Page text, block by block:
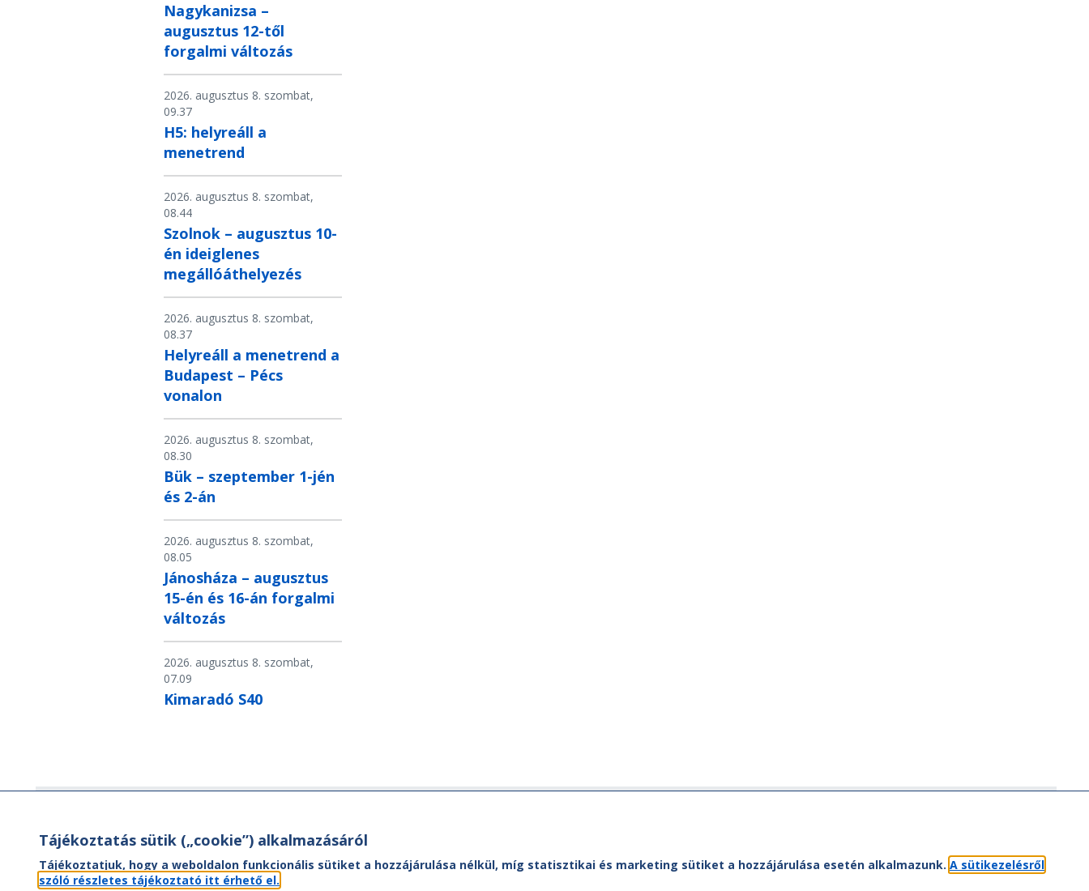
Nagykanizsa –
augusztus 12-től
forgalmi változás
2026. augusztus 8. szombat,
09.37
H5: helyreáll a
menetrend
2026. augusztus 8. szombat,
08.44
Szolnok – augusztus 10-
én ideiglenes
megállóáthelyezés
2026. augusztus 8. szombat,
08.37
Helyreáll a menetrend a
Budapest – Pécs
vonalon
2026. augusztus 8. szombat,
08.30
Bük – szeptember 1-jén
és 2-án
2026. augusztus 8. szombat,
08.05
Jánosháza – augusztus
15-én és 16-án forgalmi
változás
2026. augusztus 8. szombat,
07.09
Kimaradó S40
Hírlevelünk segítségével értesülhet
aktuális híreinkről, utazási ajánlatainkról,
MÁVDIREKT:
A MÁV-csoport tagjai
Jogi útmutatás
Adatvédelem
Tájékoztatás sütik („cookie”) alkalmazásáról
Tájékoztatjuk, hogy a weboldalon funkcionális sütiket a hozzájárulása nélkül, míg statisztikai és marketing sütiket a hozzájárulása esetén alkalmazunk. A sütikezelésről
szóló részletes tájékoztató itt érhető el.